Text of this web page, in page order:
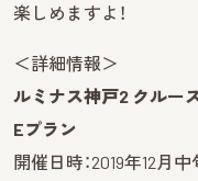
楽しめますよ！
＜詳細情報＞
ルミナス神戸2 クルー
Eプラン
開催日時：2019年12月